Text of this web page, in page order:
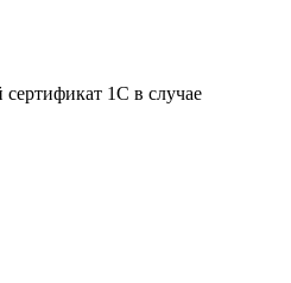
1С в случае